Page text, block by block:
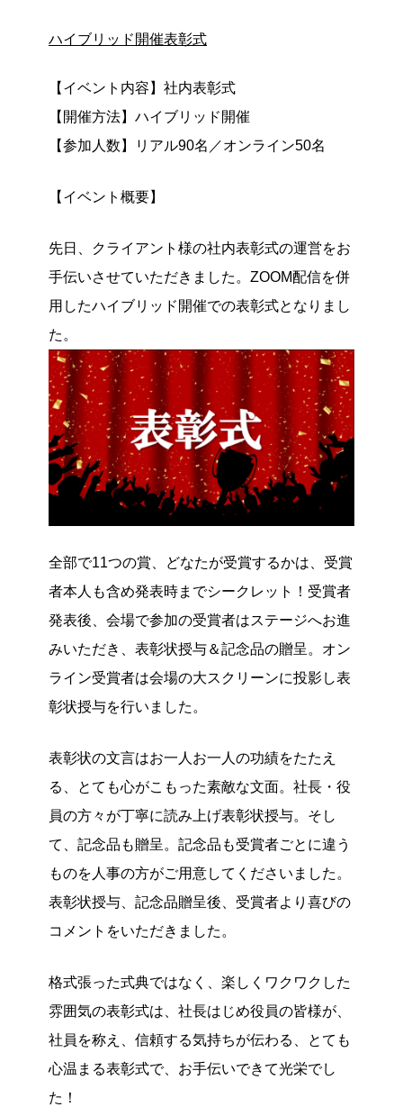
ハイブリッド開催表彰式
【イベント内容】社内表彰式
【開催方法】ハイブリッド開催
【参加人数】リアル90名／オンライン50名
【イベント概要】
先日、クライアント様の社内表彰式の運営をお
手伝いさせていただきました。ZOOM配信を併
用したハイブリッド開催での表彰式となりまし
た。
全部で11つの賞、どなたが受賞するかは、受賞
者本人も含め発表時までシークレット！受賞者
発表後、会場で参加の受賞者はステージへお進
みいただき、表彰状授与＆記念品の贈呈。オン
ライン受賞者は会場の大スクリーンに投影し表
彰状授与を行いました。
表彰状の文言はお一人お一人の功績をたたえ
る、とても心がこもった素敵な文面。社長・役
員の方々が丁寧に読み上げ表彰状授与。そし
て、記念品も贈呈。記念品も受賞者ごとに違う
ものを人事の方がご用意してくださいました。
表彰状授与、記念品贈呈後、受賞者より喜びの
コメントをいただきました。
格式張った式典ではなく、楽しくワクワクした
雰囲気の表彰式は、社長はじめ役員の皆様が、
社員を称え、信頼する気持ちが伝わる、とても
心温まる表彰式で、お手伝いできて光栄でし
た！